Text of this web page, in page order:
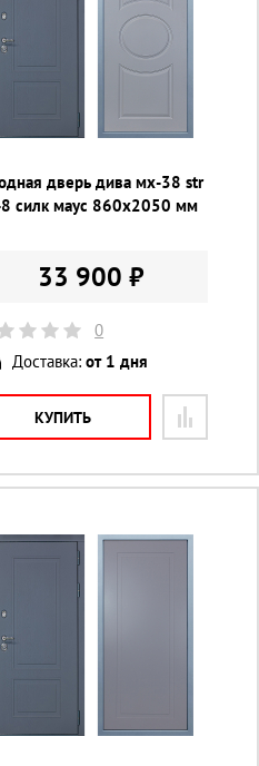
дверь дива мх-38 str
силк маус 860х2050 мм
33 900 ₽
0
Доставка:от 1 дня
КУПИТЬ